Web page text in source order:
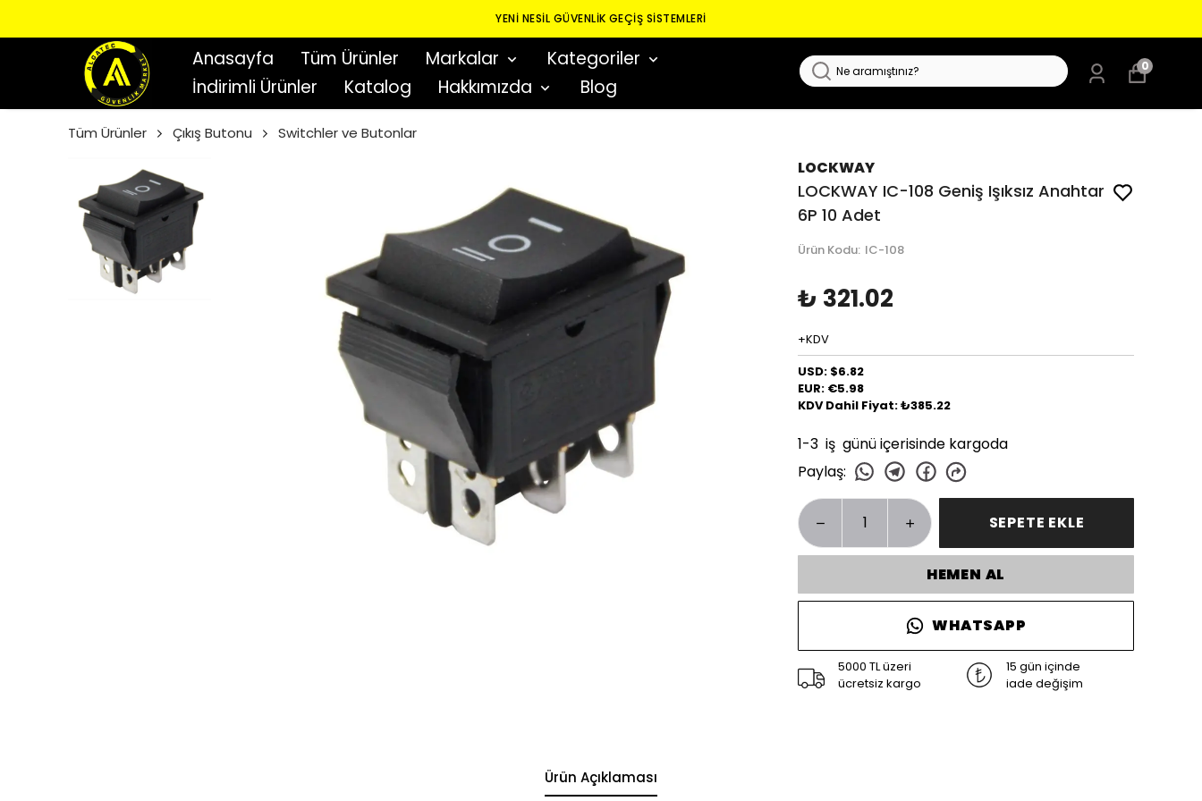
YENI NESIL GÜVENLIK GEÇIŞ SISTEMLERI
Anasayfa Tüm Ürünler Markalar
Kategoriler
İndirimli Ürünler
Katalog Hakkımızda Blog
0
Tüm Ürünler Çıkış Butonu Switchler ve Butonlar
LOCKWAY
LOCKWAY IC-108 Geniş Işıksız Anahtar
6P 10 Adet
Ürün Kodu: IC-108
₺ 321.02
+KDV
USD: $6.82
EUR: €5.98
KDV Dahil Fiyat: ₺385.22
1-3 iş günü içerisinde kargoda
Paylaş:
SEPETE EKLE
HEMEN AL
WHATSAPP
5000 TL üzeri
ücretsiz kargo
15 gün içinde
iade değişim
Ürün Açıklaması